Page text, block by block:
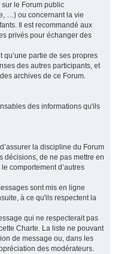
sur le Forum public
…) ou concernant la vie
Il est recommandé aux
privés pour échanger des
qu’une partie de ses propres
des autres participants, et
archives de ce Forum.
des informations qu'ils
la discipline du Forum
décisions, de ne pas mettre en
comportement d’autres
sont mis en ligne
à ce qu'ils respectent la
qui ne respecterait pas
Charte. La liste ne pouvant
de message ou, dans les
des modérateurs.